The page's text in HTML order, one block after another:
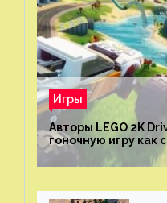
Игры
Авторы LEGO 2K
гоночную игру как